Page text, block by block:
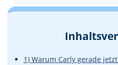
1) Warum Carly gerade